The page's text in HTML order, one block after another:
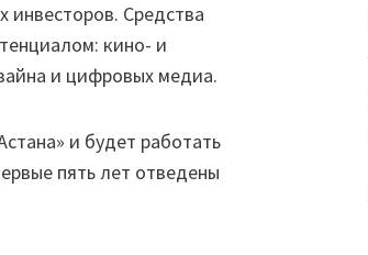
инвесторов. Средства
кино- и
и цифровых медиа.
и будет работать
пять лет отведены